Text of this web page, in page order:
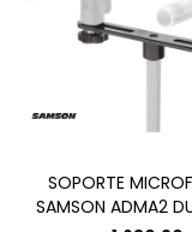
SOPORTE
SAMSON ADMA2